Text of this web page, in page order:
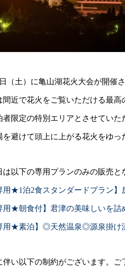
（土）に亀山湖花火大会が開催
間近で花火をご覧いただける最高
者限定の特別エリアとさせていた
避けて頭上に上がる花火をゆっ
は以下の専用プランのみの販売
用★1泊2食スタンダードプラン
用★朝食付】君津の美味しいを
用★素泊】◎天然温泉◎源泉掛け
い以下の制約がございます。ご